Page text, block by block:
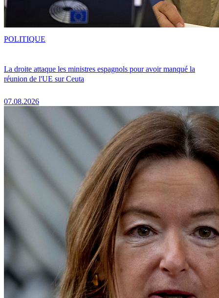
La droite attaque les ministres espagnols pour avoir manqué la
réunion de l'UE sur Ceuta
07.08.2026
POLITIQUE